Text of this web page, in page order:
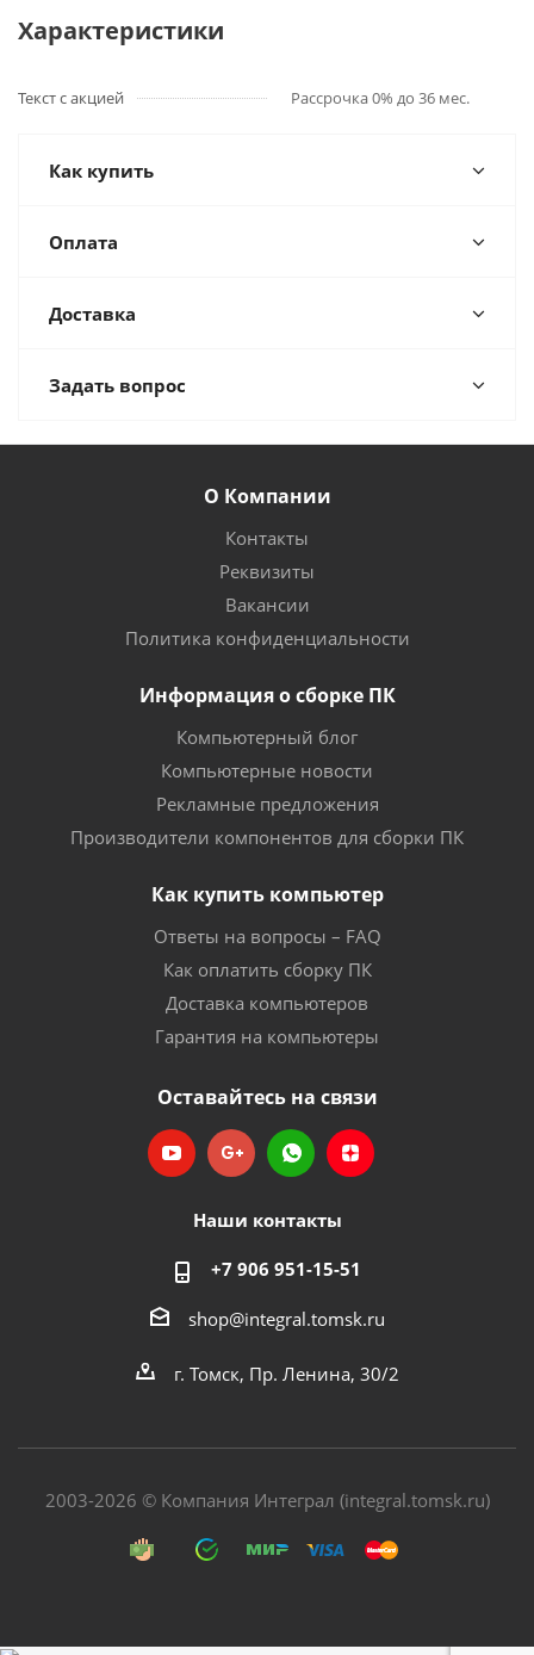
Характеристики
Текст с акцией Рассрочка 0% до 36 мес.
Как купить
Оплата
Доставка
Задать вопрос
О Компании
Контакты
Реквизиты
Вакансии
Политика конфиденциальности
Информация о сборке ПК
Компьютерный блог
Компьютерные новости
Рекламные предложения
Производители компонентов для сборки ПК
Как купить компьютер
Ответы на вопросы – FAQ
Как оплатить сборку ПК
Доставка компьютеров
Гарантия на компьютеры
Оставайтесь на связи
Наши контакты
+7 906 951-15-51
shop@integral.tomsk.ru
г. Томск, Пр. Ленина, 30/2
2003-2026 © Компания Интеграл (integral.tomsk.ru)